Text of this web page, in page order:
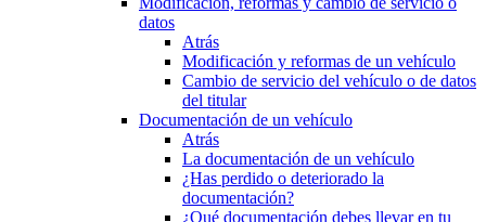
datos
Atrás
Modificación y reformas de un vehículo
Cambio de servicio del vehículo o de datos
del titular
Documentación de un vehículo
Atrás
La documentación de un vehículo
¿Has perdido o deteriorado la
documentación?
¿Qué documentación debes llevar en tu